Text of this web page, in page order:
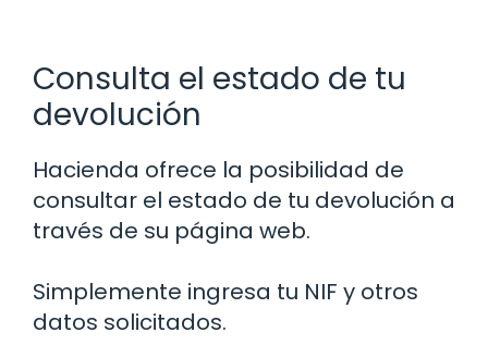
Consulta el estado de tu
devolución
Hacienda ofrece la posibilidad de
consultar el estado de tu devolución a
través de su página web.
Simplemente ingresa tu NIF y otros
datos solicitados.